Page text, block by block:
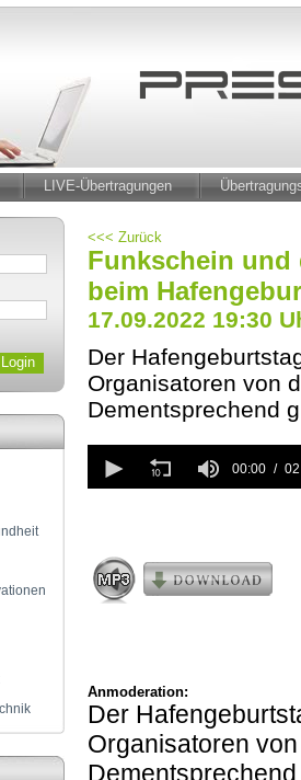
LIVE-Übertragungen
<<< Zurück
Funkschein und
beim
17.09.2022 19:30
Der
Organisatoren von
Dementsprechend
seconds
of
seconds
00:00
Anmoderation:
Der
Organisatoren